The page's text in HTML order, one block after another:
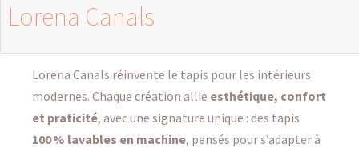
Lorena Canals
Lorena Canals réinvente le tapis pour les intérieurs
modernes. Chaque création allie esthétique, confort
et praticité, avec une signature unique : des tapis
100 % lavables en machine, pensés pour s’adapter à